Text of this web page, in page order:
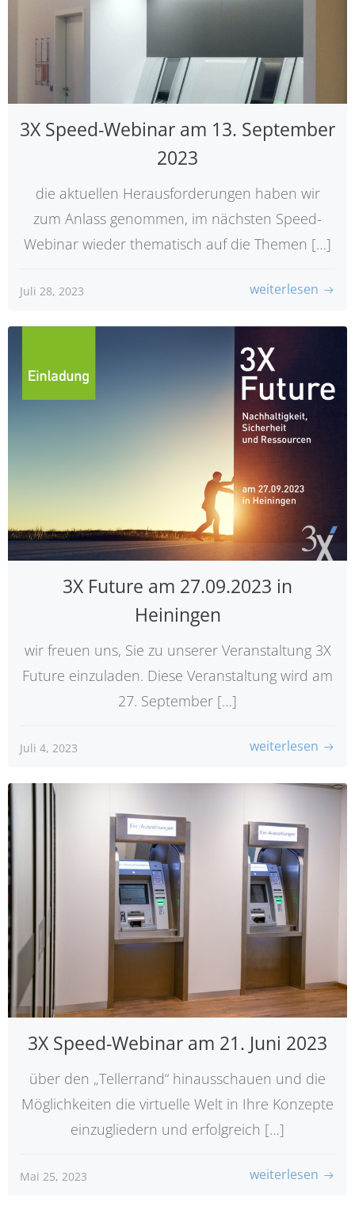
3X Speed-Webinar am 13. September
2023
die aktuellen Herausforderungen haben wir
zum Anlass genommen, im nächsten Speed-
Webinar wieder thematisch auf die Themen […]
Juli 28, 2023 weiterlesen
3X Future am 27.09.2023 in
Heiningen
wir freuen uns, Sie zu unserer Veranstaltung 3X
Future einzuladen. Diese Veranstaltung wird am
27. September […]
Juli 4, 2023 weiterlesen
3X Speed-Webinar am 21. Juni 2023
über den „Tellerrand“ hinausschauen und die
Möglichkeiten die virtuelle Welt in Ihre Konzepte
einzugliedern und erfolgreich […]
Mai 25, 2023 weiterlesen